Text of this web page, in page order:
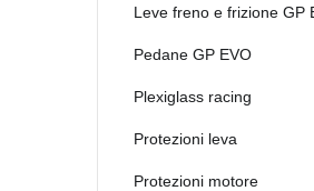
Leve freno e frizione GP
Pedane GP EVO
Plexiglass racing
Protezioni leva
Protezioni motore